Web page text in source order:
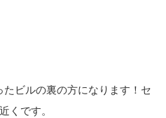
ビルの裏の方になります！セ
くです。